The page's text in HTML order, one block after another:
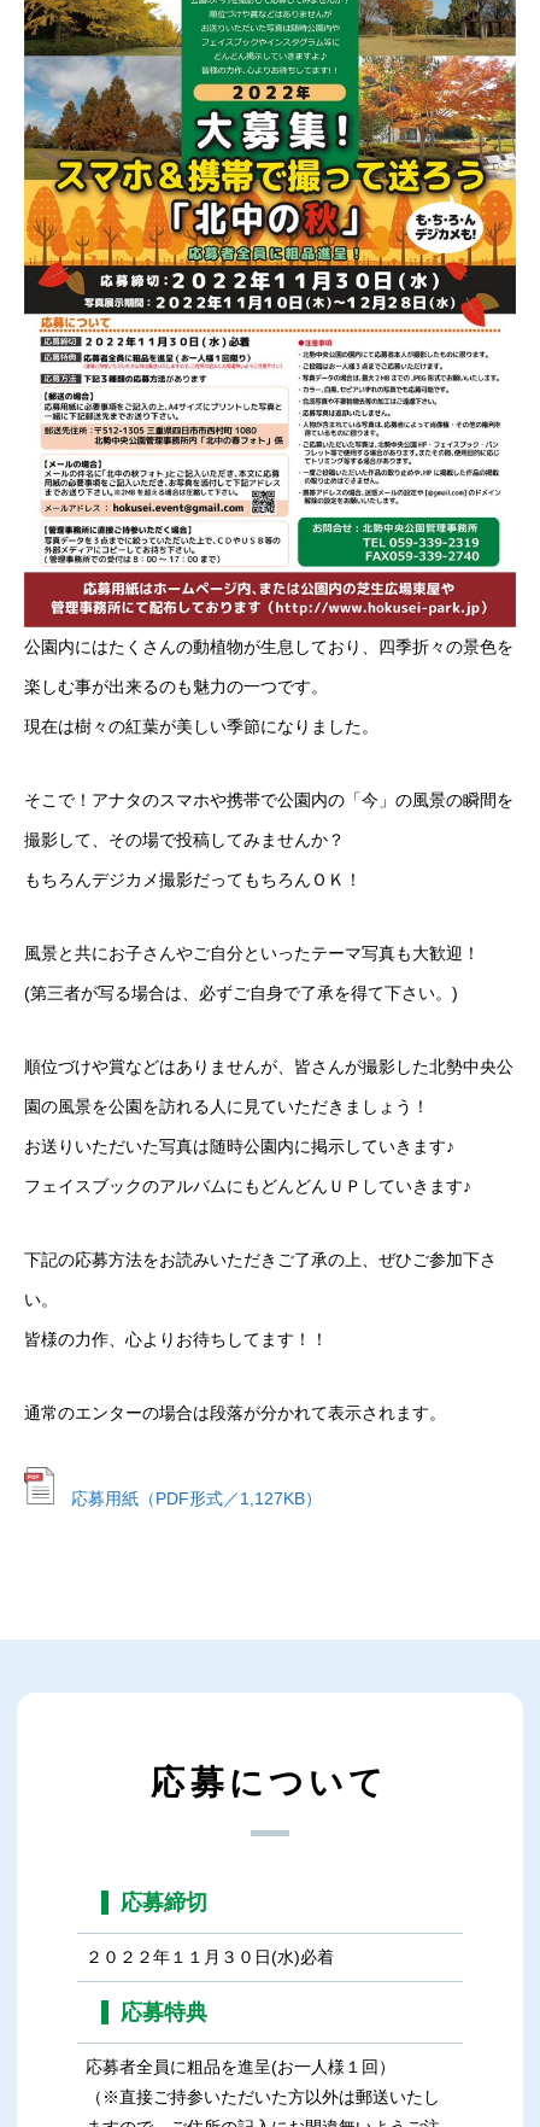
公園内にはたくさんの動植物が生息しており、四季折々の景色を
楽しむ事が出来るのも魅力の一つです。
現在は樹々の紅葉が美しい季節になりました。
そこで！アナタのスマホや携帯で公園内の「今」の風景の瞬間を
撮影して、その場で投稿してみませんか？
もちろんデジカメ撮影だってもちろんＯＫ！
風景と共にお子さんやご自分といったテーマ写真も大歓迎！
(第三者が写る場合は、必ずご自身で了承を得て下さい。)
順位づけや賞などはありませんが、皆さんが撮影した北勢中央公
園の風景を公園を訪れる人に見ていただきましょう！
お送りいただいた写真は随時公園内に掲示していきます♪
フェイスブックのアルバムにもどんどんＵＰしていきます♪
下記の応募方法をお読みいただきご了承の上、ぜひご参加下さ
い。
皆様の力作、心よりお待ちしてます！！
通常のエンターの場合は段落が分かれて表示されます。
応募用紙（PDF形式／1,127KB）
応募について
応募締切
２０２２年１１月３０日(水)必着
応募特典
応募者全員に粗品を進呈(お一人様１回）
（※直接ご持参いただいた方以外は郵送いたし